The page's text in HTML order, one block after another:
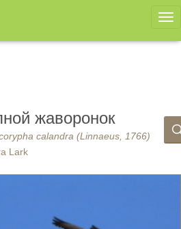
жаворонок
calandra (Linnaeus, 1766)
Lark